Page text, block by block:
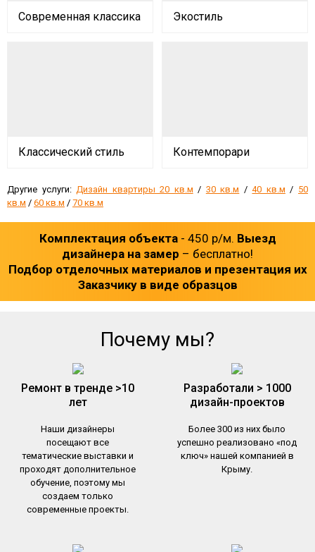
Современная классика Экостиль
Классический стиль Контемпорари
Другие услуги: Дизайн квартиры 20 кв.м / 30 кв.м /40 кв.м / 50
кв.м / 60 кв.м / 70 кв.м
Комплектация объекта- 450 р/м. Выезд
дизайнера на замер – бесплатно!
Подбор отделочных материалов и презентация их
Заказчику в виде образцов
Почему мы?
Ремонт в тренде >10
лет
Наши дизайнеры
посещают все
тематические выставки и
проходят дополнительное
обучение, поэтому мы
создаем только
современные проекты.
Разработали > 1000
дизайн-проектов
Более 300 из них было
успешно реализовано «под
ключ» нашей компанией в
Крыму.